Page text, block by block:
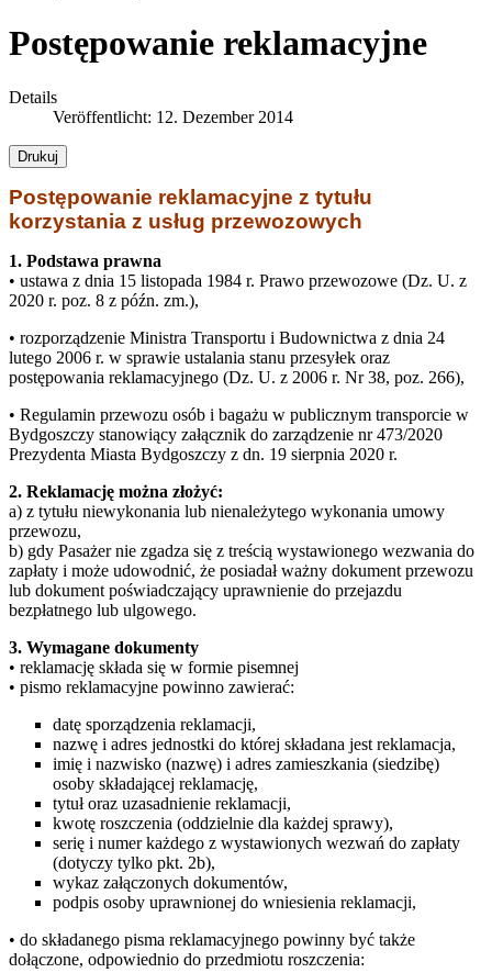
Postępowanie reklamacyjne
Details
Veröffentlicht: 12. Dezember 2014
Drukuj
Postępowanie reklamacyjne z tytułu
korzystania z usług przewozowych
1. Podstawa prawna
• ustawa z dnia 15 listopada 1984 r. Prawo przewozowe (Dz. U. z
2020 r. poz. 8 z późn. zm.),
• rozporządzenie Ministra Transportu i Budownictwa z dnia 24
lutego 2006 r. w sprawie ustalania stanu przesyłek oraz
postępowania reklamacyjnego (Dz. U. z 2006 r. Nr 38, poz. 266),
• Regulamin przewozu osób i bagażu w publicznym transporcie w
Bydgoszczy stanowiący załącznik do zarządzenie nr 473/2020
Prezydenta Miasta Bydgoszczy z dn. 19 sierpnia 2020 r.
2. Reklamację można złożyć:
a) z tytułu niewykonania lub nienależytego wykonania umowy
przewozu,
b) gdy Pasażer nie zgadza się z treścią wystawionego wezwania do
zapłaty i może udowodnić, że posiadał ważny dokument przewozu
lub dokument poświadczający uprawnienie do przejazdu
bezpłatnego lub ulgowego.
3. Wymagane dokumenty
• reklamację składa się w formie pisemnej
• pismo reklamacyjne powinno zawierać:
datę sporządzenia reklamacji,
nazwę i adres jednostki do której składana jest reklamacja,
imię i nazwisko (nazwę) i adres zamieszkania (siedzibę)
osoby składającej reklamację,
tytuł oraz uzasadnienie reklamacji,
kwotę roszczenia (oddzielnie dla każdej sprawy),
serię i numer każdego z wystawionych wezwań do zapłaty
(dotyczy tylko pkt. 2b),
wykaz załączonych dokumentów,
podpis osoby uprawnionej do wniesienia reklamacji,
• do składanego pisma reklamacyjnego powinny być także
dołączone, odpowiednio do przedmiotu roszczenia: